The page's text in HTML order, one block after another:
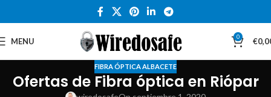
MENU 0 €
FIBRA ÓPTICA ALBACETE
Ofertas de Fibra óptica en Riópar